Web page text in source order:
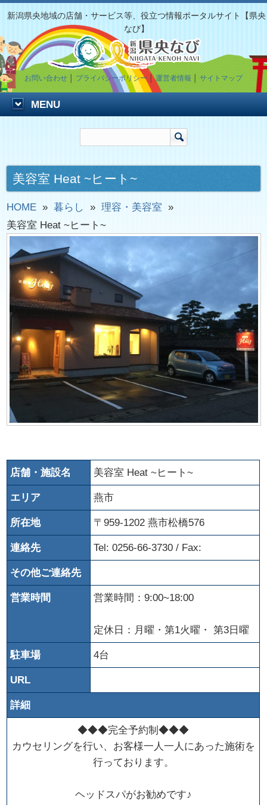
新潟県央地域の店舗・サービス等、役立つ情報ポータルサイト【県央
なび】
お問い合わせ プライバシーポリシー │運営者情報 サイトマップ
MENU
美容室 Heat ~ヒート~
HOME »暮らし »理容・美容室 »
美容室 Heat ~ヒート~
店舗・施設名 美容室 Heat ~ヒート~
エリア 燕市
所在地 〒959-1202 燕市松橋576
連絡先 Tel: 0256-66-3730 / Fax:
その他ご連絡先
営業時間 営業時間：9:00~18:00
定休日：月曜・第1火曜・ 第3日曜
駐車場 4台
URL
詳細
◆◆◆完全予約制◆◆◆
カウセリングを行い、お客様一人一人にあった施術を
行っております。
ヘッドスパがお勧めです♪